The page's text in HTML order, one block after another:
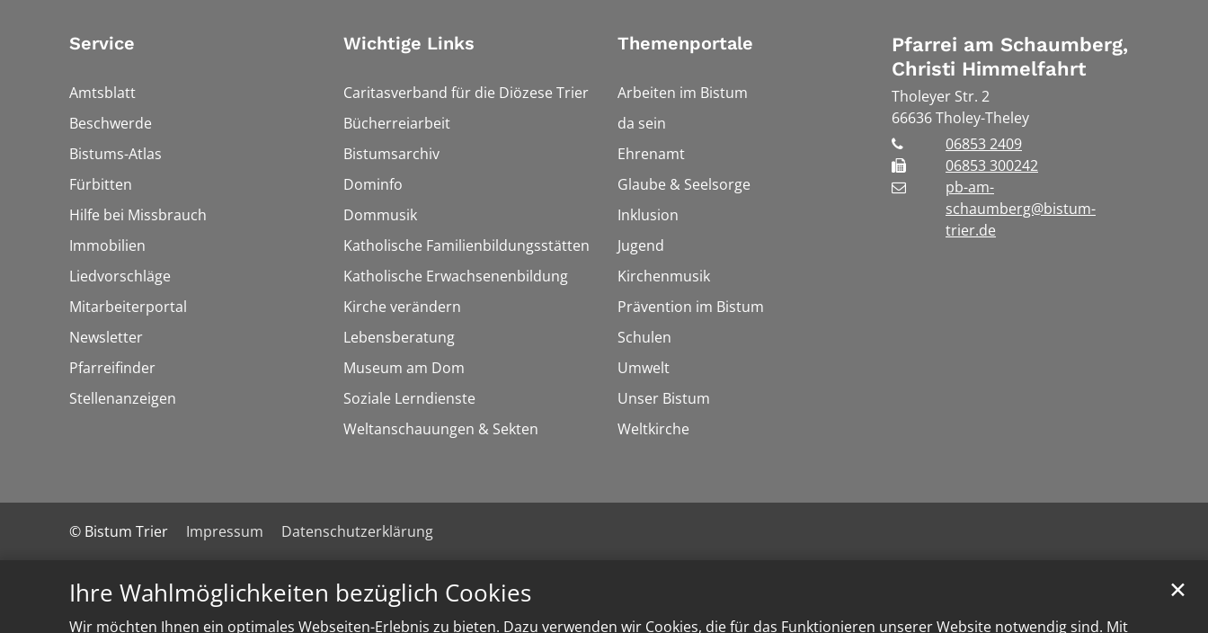
Ihre Wahlmöglichkeiten bezüglich Cookies
Wir möchten Ihnen ein optimales Webseiten-Erlebnis zu bieten. Dazu verwenden wir Cookies, die für das Funktionieren unserer Website notwendig sind. Mit
✕
Service
Amtsblatt
Beschwerde
Bistums-Atlas
Fürbitten
Hilfe bei Missbrauch
Immobilien
Liedvorschläge
Mitarbeiterportal
Newsletter
Pfarreifinder
Stellenanzeigen
Wichtige Links
Caritasverband für die Diözese Trier
Bücherreiarbeit
Bistumsarchiv
Dominfo
Dommusik
Katholische Familienbildungsstätten
Katholische Erwachsenenbildung
Kirche verändern
Lebensberatung
Museum am Dom
Soziale Lerndienste
Weltanschauungen & Sekten
Themenportale
Arbeiten im Bistum
da sein
Ehrenamt
Glaube & Seelsorge
Inklusion
Jugend
Kirchenmusik
Prävention im Bistum
Schulen
Umwelt
Unser Bistum
Weltkirche
Pfarrei am Schaumberg,
Christi Himmelfahrt
Tholeyer Str. 2
66636Tholey-Theley
06853 2409
06853 300242
pb-am-
schaumberg@bistum-
trier.de
© Bistum Trier Impressum Datenschutzerklärung